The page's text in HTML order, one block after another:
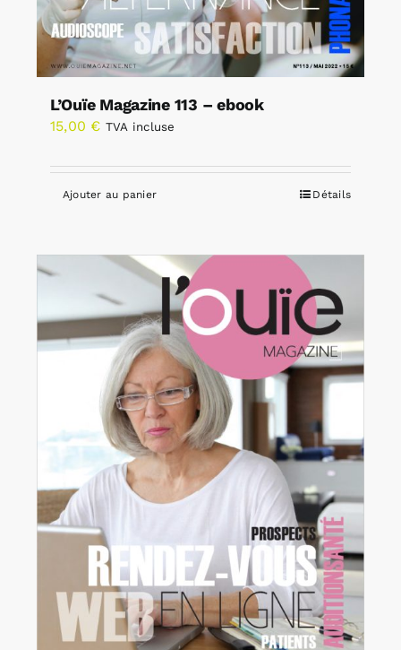
L’Ouïe Magazine 113 – ebook
15,00 € TVA incluse
Ajouter au panier Détails